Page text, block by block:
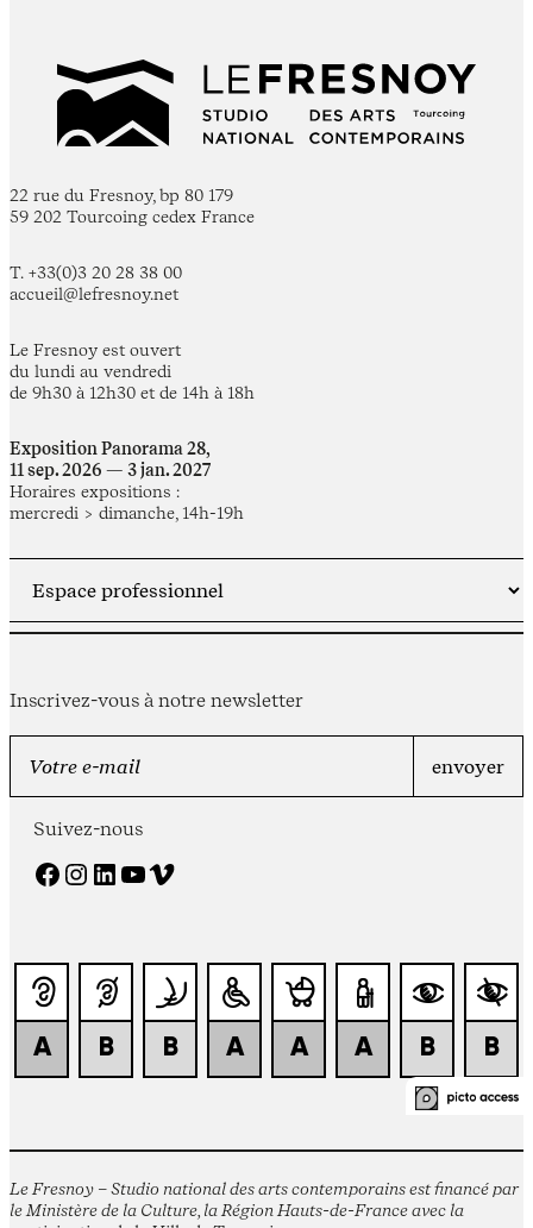
22 rue du Fresnoy, bp 80 179
59 202 Tourcoing cedex France
T. +33(0)3 20 28 38 00
accueil@lefresnoy.net
Le Fresnoy est ouvert
du lundi au vendredi
de 9h30 à 12h30 et de 14h à 18h
Exposition Panorama 28,
11 sep. 2026 — 3 jan. 2027
Horaires expositions :
mercredi > dimanche, 14h-19h
Inscrivez-vous à notre newsletter
Suivez-nous
Facebook Instagram LinkedIn YouTube Vimeo
Le Fresnoy – Studio national des arts contemporains est financé par
le Ministère de la Culture, la Région Hauts-de-France avec la